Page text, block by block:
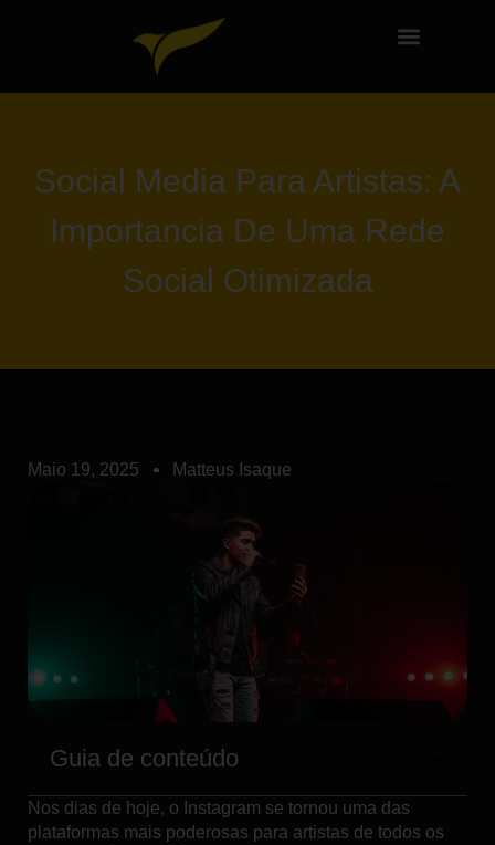
Social Media Para Artistas: A
Importancia De Uma Rede
Social Otimizada
Maio 19, 2025 Matteus Isaque
Guia de conteúdo
Nos dias de hoje, o Instagram se tornou uma das
plataformas mais poderosas para artistas de todos os